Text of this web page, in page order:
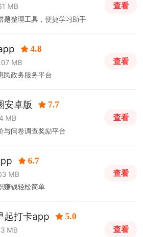
MB
题整理工具，便捷学习助手
查看
4.8
MB
民政务服务平台
查看
安卓版 7.7
MB
与问卷调查奖励平台
查看
6.7
MB
赚钱轻松简单
查看
起打卡app 5.0
MB
查看